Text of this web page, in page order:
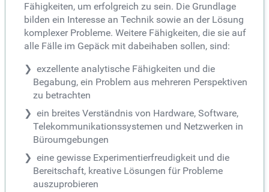
Fähigkeiten, um erfolgreich zu sein. Die Grundlage
bilden ein Interesse an Technik sowie an der Lösung
komplexer Probleme. Weitere Fähigkeiten, die sie auf
alle Fälle im Gepäck mit dabeihaben sollen, sind:
exzellente analytische Fähigkeiten und die
Begabung, ein Problem aus mehreren Perspektiven
zu betrachten
ein breites Verständnis von Hardware, Software,
Telekommunikationssystemen und Netzwerken in
Büroumgebungen
eine gewisse Experimentierfreudigkeit und die
Bereitschaft, kreative Lösungen für Probleme
auszuprobieren